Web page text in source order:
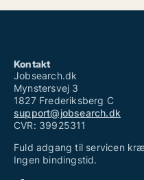
Kontakt
Jobsearch.dk
Mynstersvej 3
1827 Frederiksberg C
support@jobsearch.dk
CVR: 39925311
Fuld adgang til servicen
Ingen bindingstid.